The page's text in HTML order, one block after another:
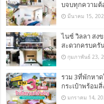
บจบทุกความต้
มีนาคม 15,
ไนซ์ วิลลา สงข
สะดวกครบครั
กุมภาพันธ์ 23,
รวม 3ที่พักหา
กระเป๋าพร้อม
มกราคม 14,